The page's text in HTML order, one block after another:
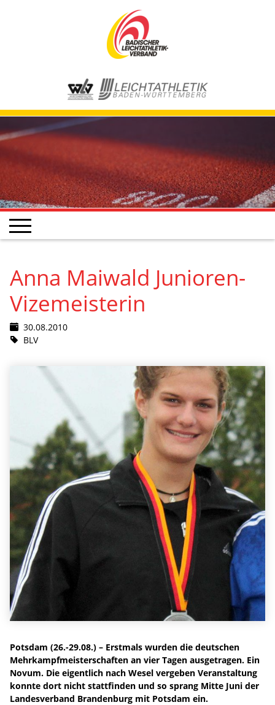
Anna Maiwald Junioren-
Vizemeisterin
30.08.2010
BLV
Potsdam (26.-29.08.) – Erstmals wurden die deutschen
Mehrkampfmeisterschaften an vier Tagen ausgetragen. Ein
Novum. Die eigentlich nach Wesel vergeben Veranstaltung
konnte dort nicht stattfinden und so sprang Mitte Juni der
Landesverband Brandenburg mit Potsdam ein.